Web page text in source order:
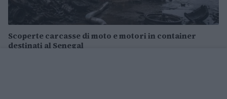
Scoperte carcasse di moto e motori in container
destinati al Senegal